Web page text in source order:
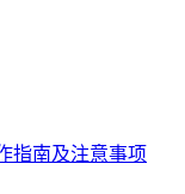
指南及注意事项